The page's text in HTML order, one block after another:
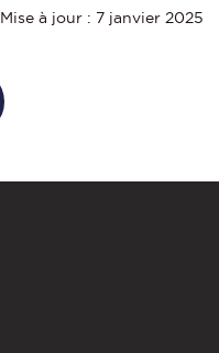
Mise à jour : 7 janvier 2025